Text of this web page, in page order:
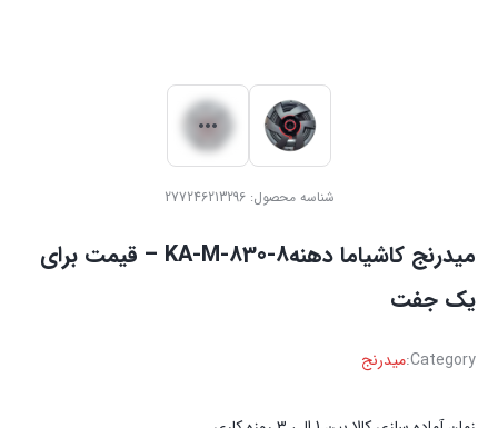
شناسه محصول:277246213296
میدرنج ‏کاشیاما دهنه8-KA-M-830 – قیمت برای
یک جفت
Category:میدرنج